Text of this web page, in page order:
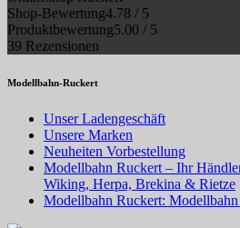
Shop-Bewertung4.78 / 5
Produktbewertung5.00 / 5
39 Rezensionen
Modellbahn-Ruckert
Unser Ladengeschäft
Unsere Marken
Neuheiten Vorbestellung
Modellbahn Ruckert – Ihr
Wiking, Herpa, Brekina & Rietze
Modellbahn Ruckert: